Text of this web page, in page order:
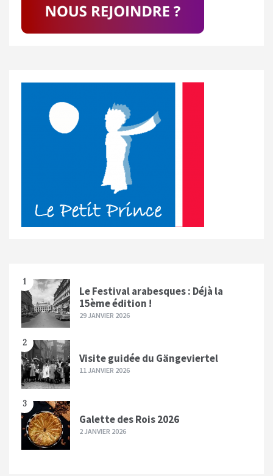
1
Le Festival arabesques : Déjà la
15ème édition !
29 JANVIER 2026
2
Visite guidée du Gängeviertel
11 JANVIER 2026
3
Galette des Rois 2026
2 JANVIER 2026